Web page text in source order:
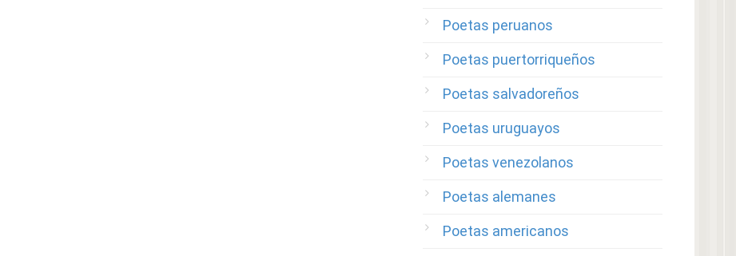
Poetas peruanos
Poetas puertorriqueños
Poetas salvadoreños
Poetas uruguayos
Poetas venezolanos
Poetas alemanes
Poetas americanos